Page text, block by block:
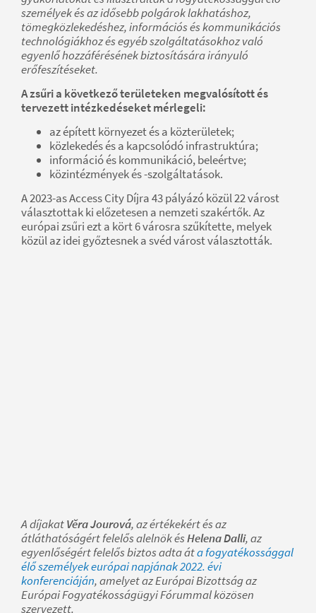
személyek és az idősebb polgárok lakhatáshoz,
tömegközlekedéshez, információs és kommunikációs
technológiákhoz és egyéb szolgáltatásokhoz való
egyenlő hozzáférésének biztosítására irányuló
erőfeszítéseket.
A zsűri a következő területeken megvalósított és
tervezett intézkedéseket mérlegeli:
az épített környezet és a közterületek;
közlekedés és a kapcsolódó infrastruktúra;
információ és kommunikáció, beleértve;
közintézmények és -szolgáltatások.
A 2023-as Access City Díjra 43 pályázó közül 22 várost
választottak ki előzetesen a nemzeti szakértők. Az
európai zsűri ezt a kört 6 városra szűkítette, melyek
közül az idei győztesnek a svéd várost választották.
A díjakatVěra Jourová, az értékekért és az
átláthatóságért felelős alelnök ésHelena Dalli, az
egyenlőségért felelős biztos adta áta fogyatékossággal
élő személyek európai napjának 2022. évi
konferenciáján, amelyet az Európai Bizottság az
Európai Fogyatékosságügyi Fórummal közösen
szervezett.